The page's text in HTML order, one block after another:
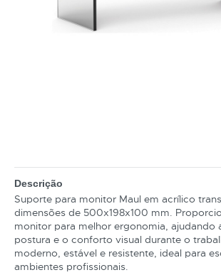
Descrição
Suporte para monitor Maul em acrílico
dimensões de 500x198x100 mm.
monitor para melhor ergonomia, ajudando
postura e o conforto visual durante o
moderno, estável e resistente, ideal para
ambientes profissionais.